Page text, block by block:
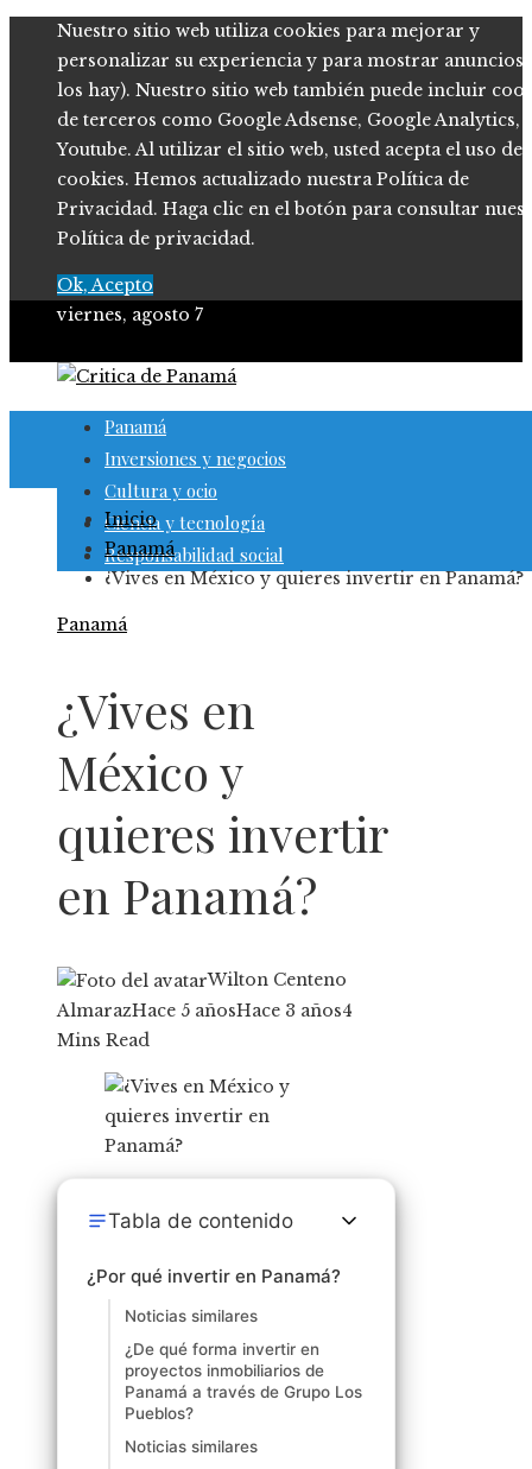
Nuestro sitio web utiliza cookies para mejorar y
personalizar su experiencia y para mostrar anuncios
los hay). Nuestro sitio web también puede incluir
de terceros como Google Adsense, Google Analytics,
Youtube. Al utilizar el sitio web, usted acepta el uso de
cookies. Hemos actualizado nuestra Política de
Privacidad. Haga clic en el botón para consultar
Política de privacidad.
Ok, Acepto
viernes, agosto 7
Panamá
Inversiones y negocios
Cultura y ocio
Ciencia y tecnología
Responsabilidad social
Inicio
Panamá
¿Vives en México y quieres invertir en Panamá?
Panamá
¿Vives en
México y
quieres invertir
en Panamá?
Wilton Centeno
AlmarazHace 5 añosHace 3 años4
Mins Read
Tabla de contenido
¿Por qué invertir en Panamá?
Noticias similares
¿De qué forma invertir en
proyectos inmobiliarios de
Panamá a través de Grupo Los
Pueblos?
Noticias similares